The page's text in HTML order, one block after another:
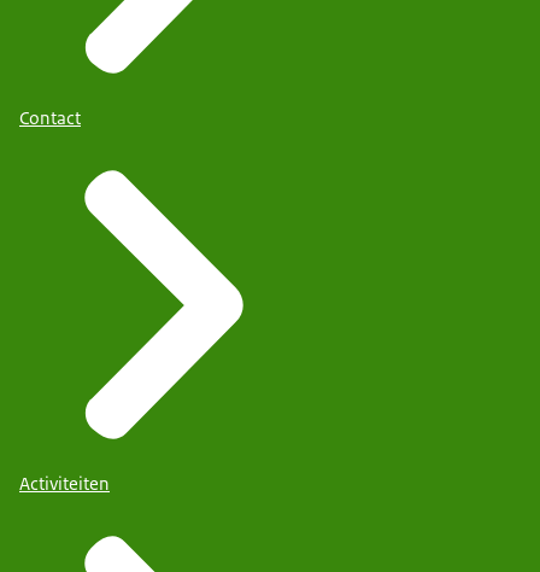
Contact
Activiteiten